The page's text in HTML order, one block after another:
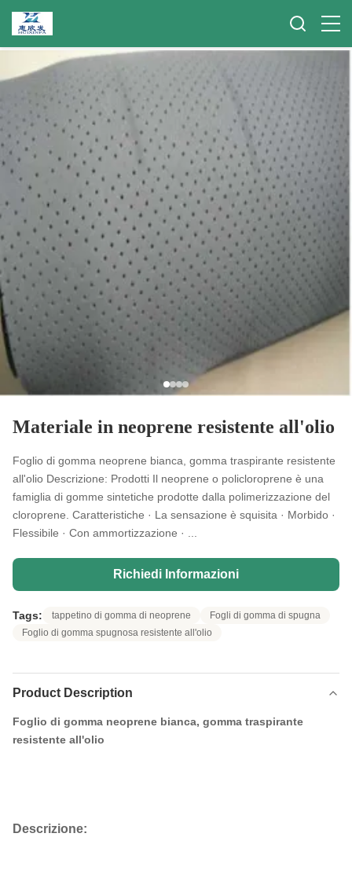
Materiale in neoprene resistente all'olio
Foglio di gomma neoprene bianca, gomma traspirante resistente
all'olio Descrizione: Prodotti Il neoprene o policloroprene è una
famiglia di gomme sintetiche prodotte dalla polimerizzazione del
cloroprene. Caratteristiche · La sensazione è squisita · Morbido ·
Flessibile · Con ammortizzazione · ...
Richiedi Informazioni
Tags: tappetino di gomma di neoprene
Fogli di gomma di spugna
Foglio di gomma spugnosa resistente all'olio
Product Description
Foglio di gomma neoprene bianca, gomma traspirante
resistente all'olio
Descrizione: